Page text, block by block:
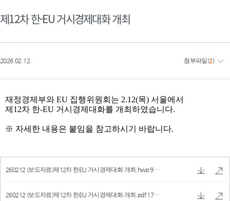
제12차 한-EU 거시경제대화 개최
2026.02.12. 첨부파일 (2)
260212 (보도자료)제12차 한EU 거시경제대화 개최.hwp94.5 KB
260212 (보도자료)제12차 한EU 거시경제대화 개최.pdf 177.13 KB